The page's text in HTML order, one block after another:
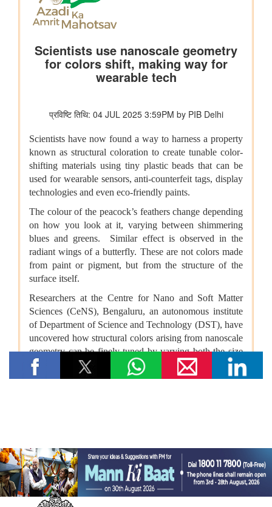
जनजातियों के लिए छात्रवृत्ति योजनाओं के कार्यान्वयन में प्रत्यक्ष लाभ अंतरण
डीएजेजीयूए के अंतर्गत विशेष पहलें
केन-बेतवा लिंक परियोजना से प्रभावित जनजातियों का पुनर्वास
वन गुर्जर जनजातीय समुदाय का मौसमी प्रवासन
कतार से क्लिक तक: भारतीय रेलवे में यात्री आरक्षण के चार दशक
राष्ट्रीय मानव अधिकार आयोग
एनएचआरसी ने मध्यप्रदेश के शिवपुरी जिले के सरकारी प्राथमिक विद्यालय में
दलित समुदाय से संबंधित कक्षा 4 के छात्र की शिक्षक द्वारा कथित पिटाई और
राष्ट्रीय मानवाधिकार आयोग (एनएचआरसी) ने हरियाणा में अंबाला जिले के
शाहजादपुर में दूषित पेयजल के सेवन से पीलिया के कारण एक लड़की की मृत्यु
का स्वतः संज्ञान लिया है